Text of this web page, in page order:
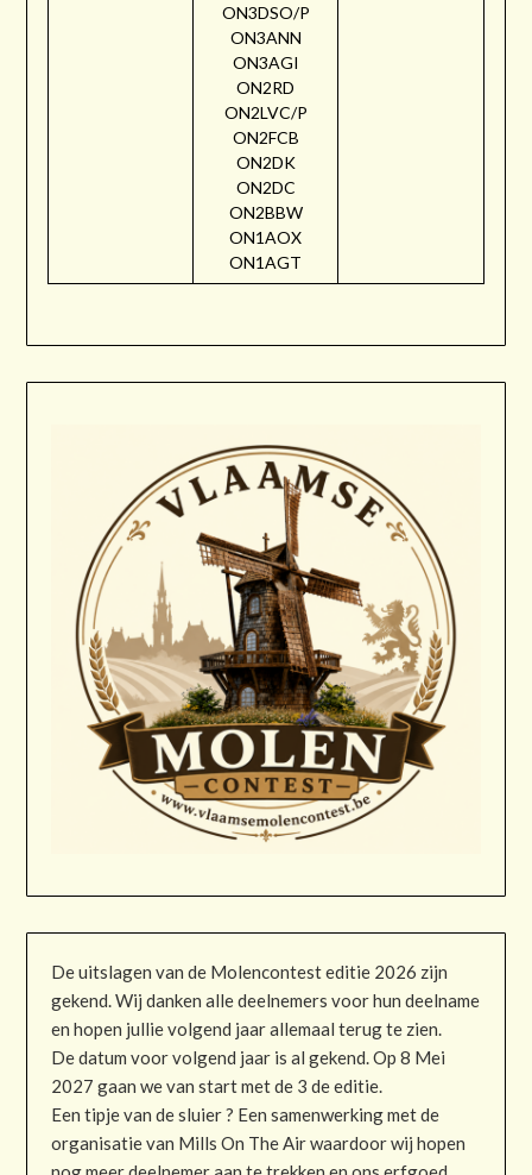
ON3DSO/P
ON3ANN
ON3AGI
ON2RD
ON2LVC/P
ON2FCB
ON2DK
ON2DC
ON2BBW
ON1AOX
ON1AGT
De uitslagen van de Molencontest editie 2026 zijn
gekend. Wij danken alle deelnemers voor hun deelname
en hopen jullie volgend jaar allemaal terug te zien.
De datum voor volgend jaar is al gekend. Op 8 Mei
2027 gaan we van start met de 3 de editie.
Een tipje van de sluier ? Een samenwerking met de
organisatie van Mills On The Air waardoor wij hopen